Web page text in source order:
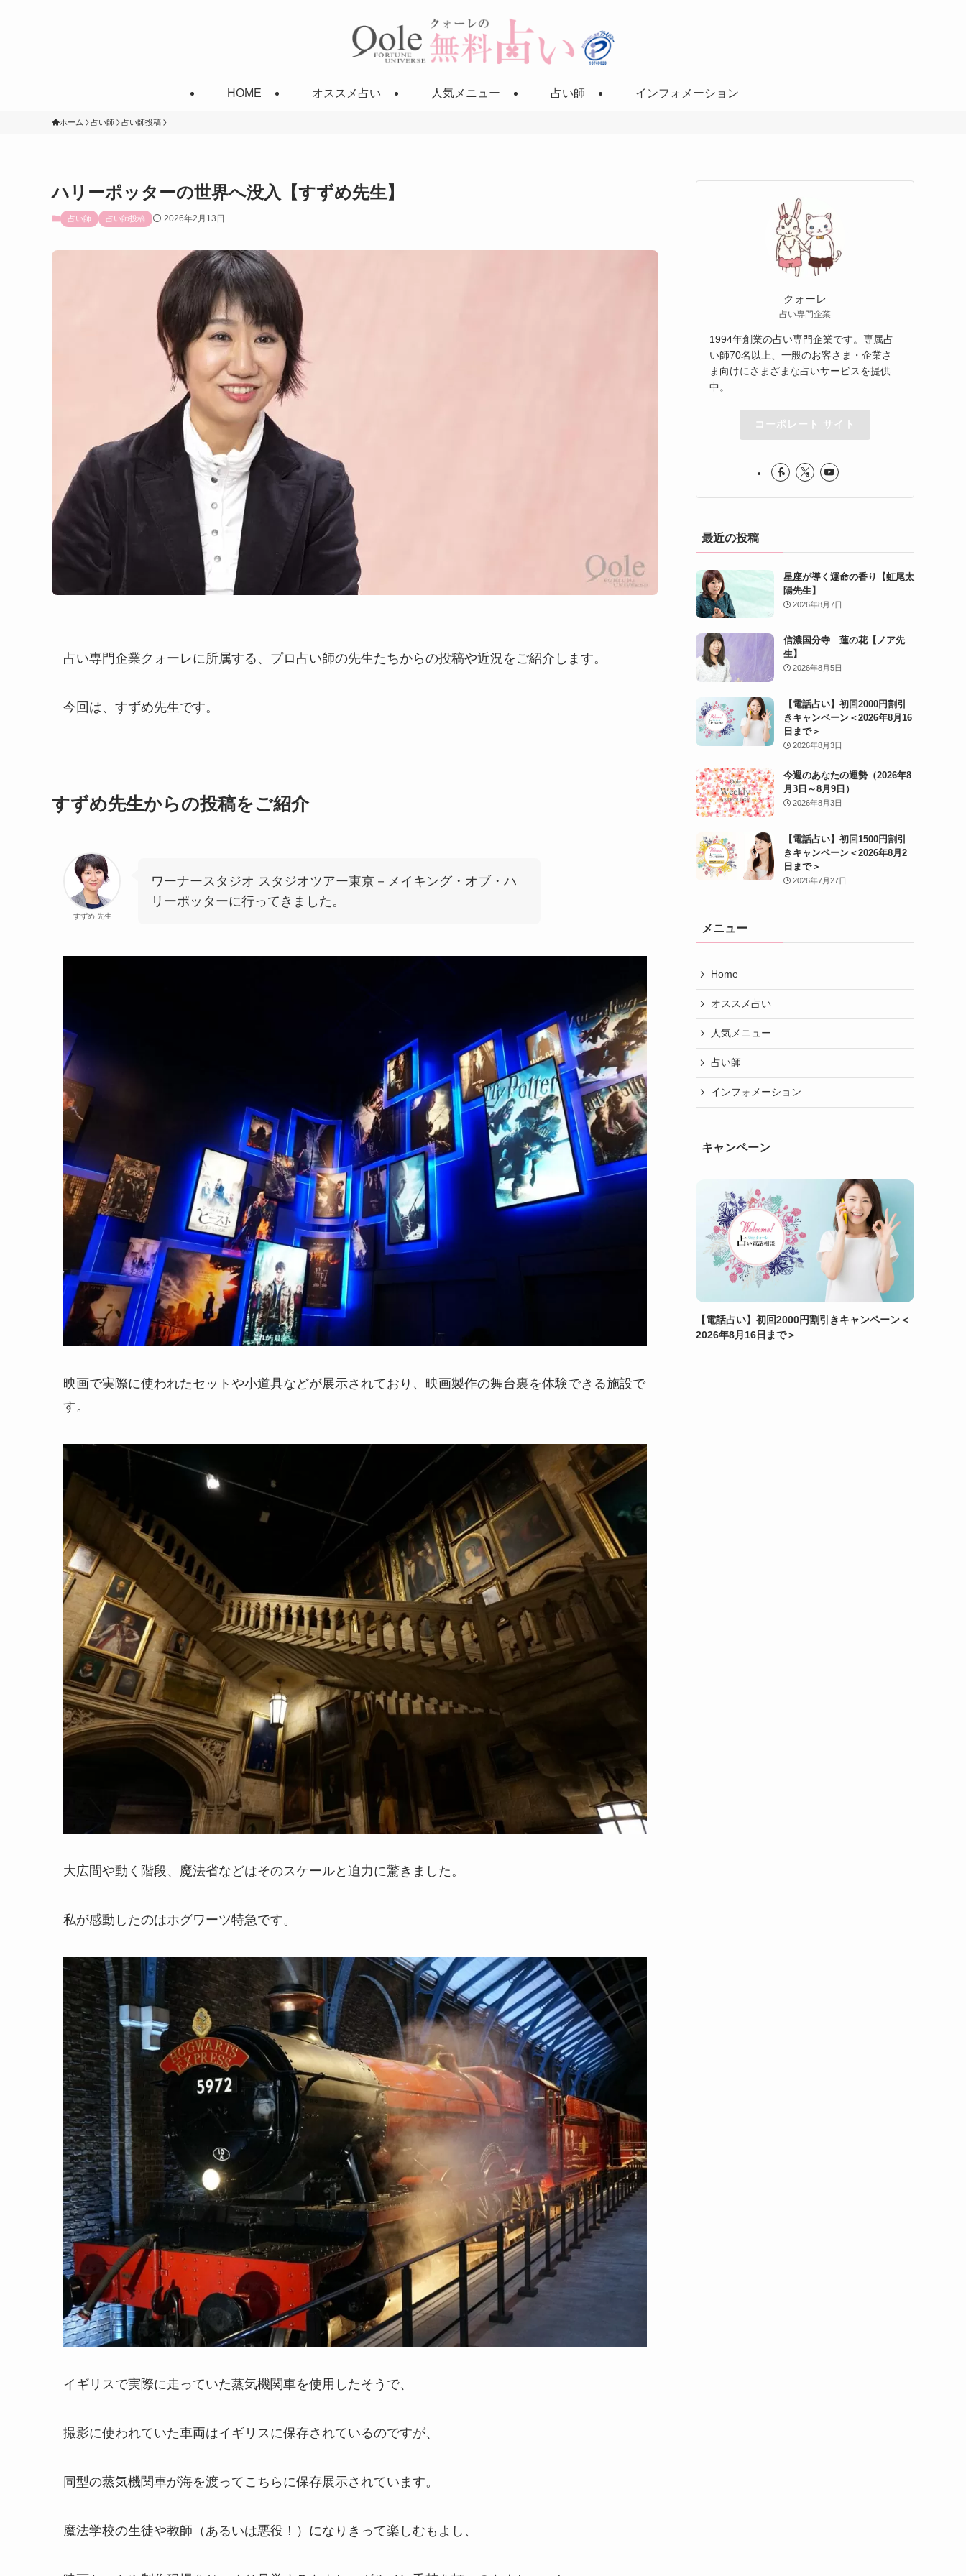
HOME オススメ占い 人気メニュー 占い師 インフォメーション
ホーム 占い師 占い師投稿
ハリーポッターの世界へ没入【すずめ先生】
占い師 占い師投稿 2026年2月13日
占い専門企業クォーレに所属する、プロ占い師の先生たちからの投稿や近況をご紹介します。
今回は、すずめ先生です。
すずめ先生からの投稿をご紹介
すずめ 先生
ワーナースタジオ スタジオツアー東京－メイキング・オブ・ハ
リーポッターに行ってきました。
映画で実際に使われたセットや小道具などが展示されており、映画製作の舞台裏を体験できる施設で
す。
大広間や動く階段、魔法省などはそのスケールと迫力に驚きました。
私が感動したのはホグワーツ特急です。
イギリスで実際に走っていた蒸気機関車を使用したそうで、
撮影に使われていた車両はイギリスに保存されているのですが、
同型の蒸気機関車が海を渡ってこちらに保存展示されています。
魔法学校の生徒や教師（あるいは悪役！）になりきって楽しむもよし、
クォーレ
占い専門企業
1994年創業の占い専門企業です。専属占
い師70名以上、一般のお客さま・企業さ
ま向けにさまざまな占いサービスを提供
中。
コーポレート サイト
最近の投稿
星座が導く運命の香り【虹尾太
陽先生】
2026年8月7日
信濃国分寺 蓮の花【ノア先
生】
2026年8月5日
【電話占い】初回2000円割引
きキャンペーン＜2026年8月16
日まで＞
2026年8月3日
今週のあなたの運勢（2026年8
月3日～8月9日）
2026年8月3日
【電話占い】初回1500円割引
きキャンペーン＜2026年8月2
日まで＞
2026年7月27日
メニュー
Home
オススメ占い
人気メニュー
占い師
インフォメーション
キャンペーン
【電話占い】初回2000円割引きキャンペーン＜
2026年8月16日まで＞